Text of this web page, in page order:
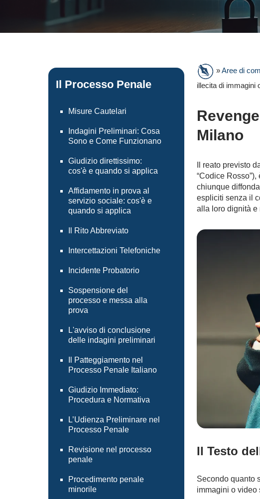
Il Processo Penale
Misure Cautelari
Indagini Preliminari: Cosa
Sono e Come Funzionano
Giudizio direttissimo:
cos'è e quando si applica
Affidamento in prova al
servizio sociale: cos'è e
quando si applica
Il Rito Abbreviato
Intercettazioni Telefoniche
Incidente Probatorio
Sospensione del
processo e messa alla
prova
L'avviso di conclusione
delle indagini preliminari
Il Patteggiamento nel
Processo Penale Italiano
Giudizio Immediato:
Procedura e Normativa
L’Udienza Preliminare nel
Processo Penale
Revisione nel processo
penale
Procedimento penale
minorile
»Aree di
illecita di immagini
Milano
Il reato previsto
“Codice
chiunque
espliciti senza il
alla loro dignità e
Il Testo
Secondo quanto
immagini o video